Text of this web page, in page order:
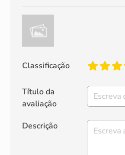
Classificação
Título da
avaliação
Descrição